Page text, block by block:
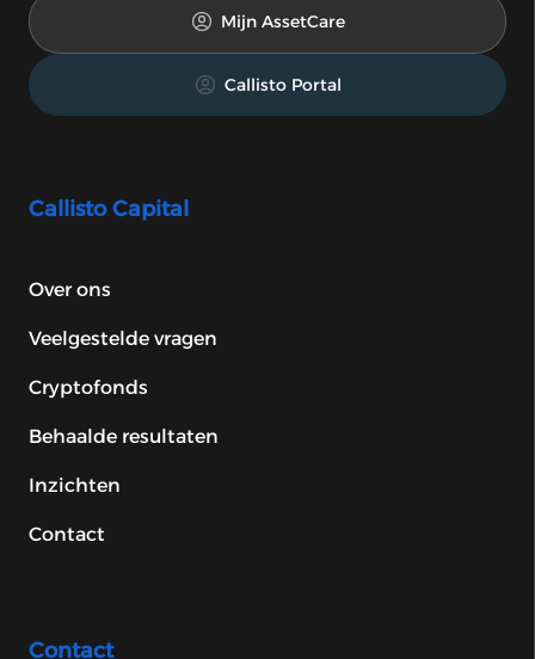
Mijn AssetCare
Callisto Portal
Callisto Capital
Over ons
Veelgestelde vragen
Cryptofonds
Behaalde resultaten
Inzichten
Contact
Contact